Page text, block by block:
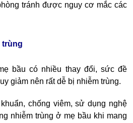
tránh được nguy cơ mắc các
trùng
bầu có nhiều thay đổi, sức đề
giảm nên rất dễ bị nhiễm trùng.
chống viêm, sử dụng nghệ
nhiễm trùng ở mẹ bầu khi mang